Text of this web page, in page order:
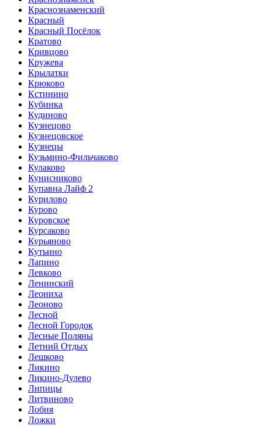
Краснознаменский
Красный
Красный Посёлок
Кратово
Кривцово
Кружева
Крылатки
Крюково
Кстинино
Кубинка
Кудиново
Кузнецово
Кузнецовское
Кузнецы
Кузьмино-Фильчаково
Кулаково
Кунисниково
Купавна Лайф 2
Курилово
Курово
Куровское
Курсаково
Курьяново
Кутьино
Лапино
Левково
Ленинский
Леониха
Леоново
Лесной
Лесной Городок
Лесные Поляны
Летний Отдых
Лешково
Ликино
Ликино-Дулево
Липицы
Литвиново
Лобня
Ложки